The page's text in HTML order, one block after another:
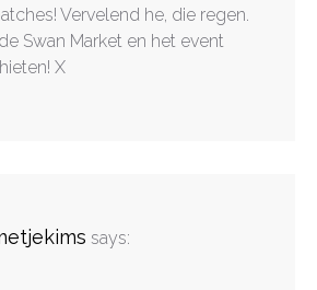
Vervelend he, die regen.
Swan Market en het event
X
says: